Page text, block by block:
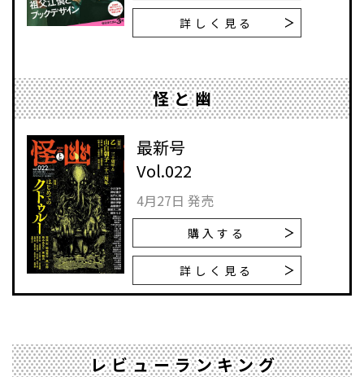
詳しく見る
怪と幽
最新号
Vol.022
4月27日 発売
購入する
詳しく見る
レビューランキング